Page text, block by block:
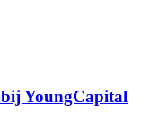
YoungCapital